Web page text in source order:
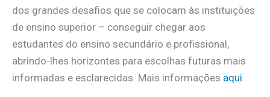
dos grandes desafios que se colocam às instituições
de ensino superior – conseguir chegar aos
estudantes do ensino secundário e profissional,
abrindo-lhes horizontes para escolhas futuras mais
informadas e esclarecidas. Mais informações aqui